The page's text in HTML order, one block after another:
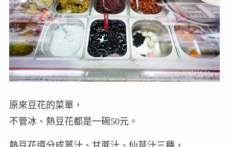
原來豆花的菜單，
不管冰、熱豆花都是一碗50元。